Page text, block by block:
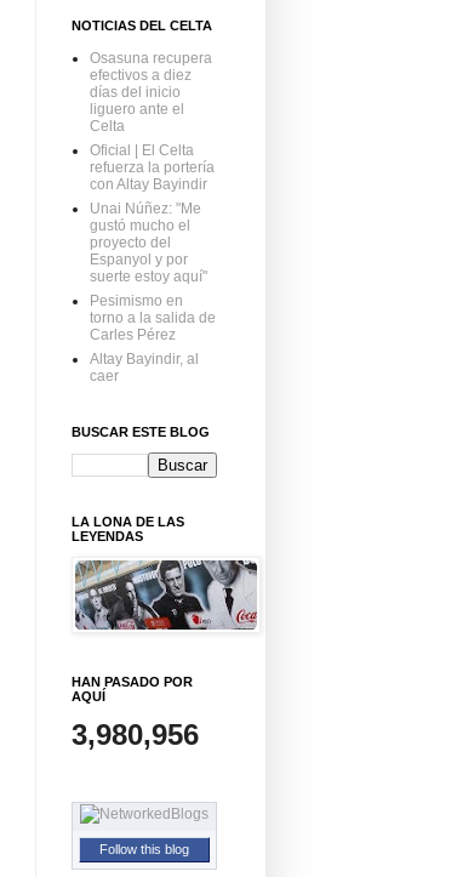
NOTICIAS DEL CELTA
Osasuna recupera
efectivos a diez
días del inicio
liguero ante el
Celta
Oficial | El Celta
refuerza la portería
con Altay Bayindir
Unai Núñez: "Me
gustó mucho el
proyecto del
Espanyol y por
suerte estoy aquí"
Pesimismo en
torno a la salida de
Carles Pérez
Altay Bayindir, al
caer
BUSCAR ESTE BLOG
LA LONA DE LAS
LEYENDAS
HAN PASADO POR
AQUÍ
3,980,956
Follow this blog